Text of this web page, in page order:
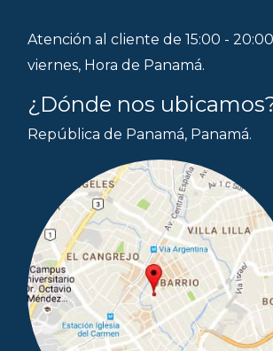
Atención al cliente de 15:00 -
viernes, Hora de Panamá.
¿Dónde nos
República de Panamá, Panamá.